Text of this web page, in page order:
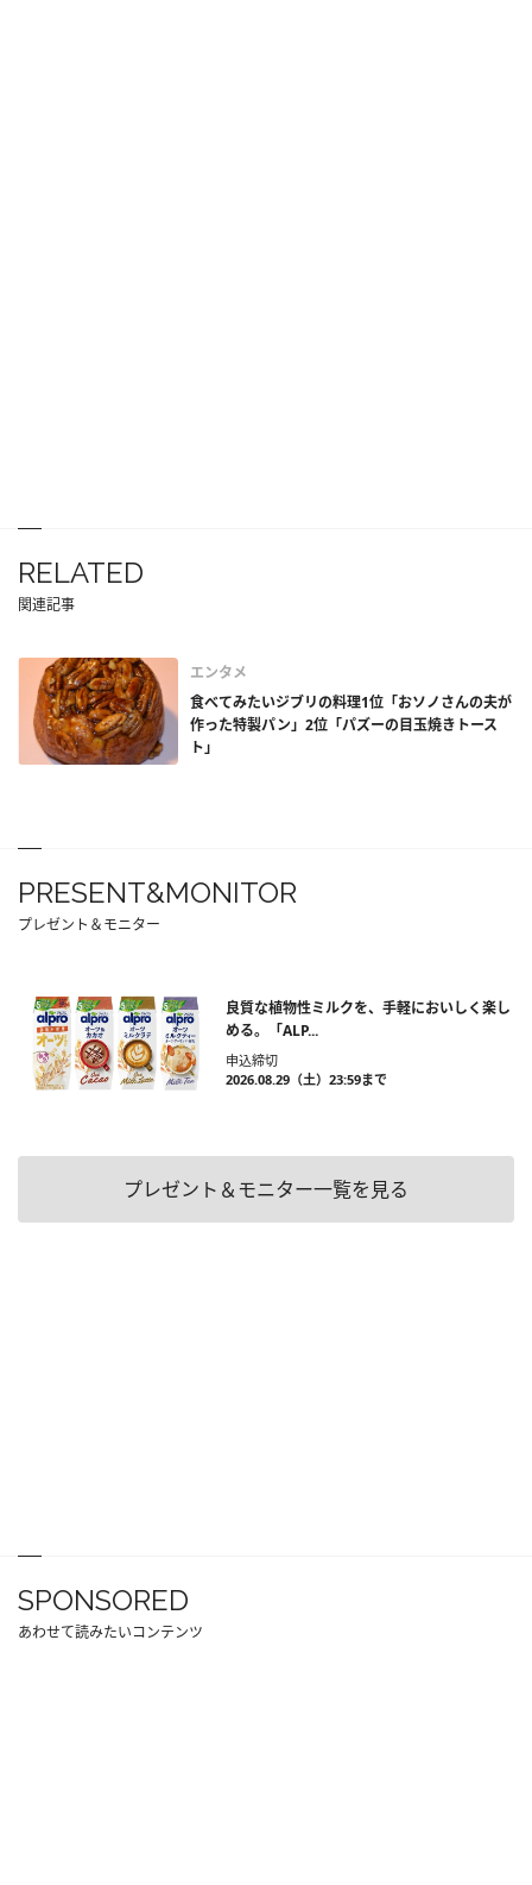
RELATED
関連記事
エンタメ
食べてみたいジブリの料理1位「おソノさんの夫が
作った特製パン」2位「パズーの目玉焼きトース
ト」
PRESENT&MONITOR
プレゼント＆モニター
良質な植物性ミルクを、手軽においしく楽し
める。「ALP...
申込締切
2026.08.29（土）23:59まで
プレゼント＆モニター一覧を見る
SPONSORED
あわせて読みたいコンテンツ